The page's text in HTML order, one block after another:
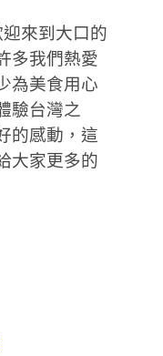
來到大口的
多我們熱愛
為美食用心
驗台灣之
的感動，這
大家更多的